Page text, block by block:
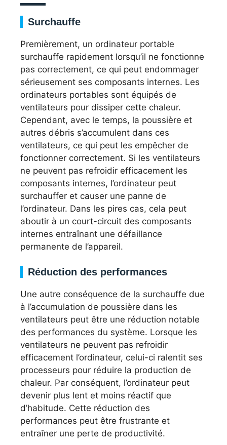
Surchauffe
Premièrement, un ordinateur portable
surchauffe rapidement lorsqu’il ne fonctionne
pas correctement, ce qui peut endommager
sérieusement ses composants internes. Les
ordinateurs portables sont équipés de
ventilateurs pour dissiper cette chaleur.
Cependant, avec le temps, la poussière et
autres débris s’accumulent dans ces
ventilateurs, ce qui peut les empêcher de
fonctionner correctement. Si les ventilateurs
ne peuvent pas refroidir efficacement les
composants internes, l’ordinateur peut
surchauffer et causer une panne de
l’ordinateur. Dans les pires cas, cela peut
aboutir à un court-circuit des composants
internes entraînant une défaillance
permanente de l’appareil.
Réduction des performances
Une autre conséquence de la surchauffe due
à l’accumulation de poussière dans les
ventilateurs peut être une réduction notable
des performances du système. Lorsque les
ventilateurs ne peuvent pas refroidir
efficacement l’ordinateur, celui-ci ralentit ses
processeurs pour réduire la production de
chaleur. Par conséquent, l’ordinateur peut
devenir plus lent et moins réactif que
d’habitude. Cette réduction des
performances peut être frustrante et
entraîner une perte de productivité.